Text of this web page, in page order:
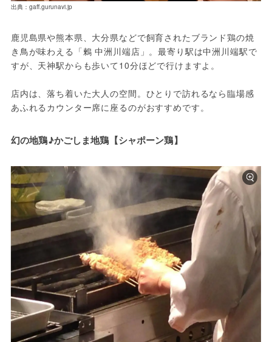
出典：gaff.gurunavi.jp
鹿児島県や熊本県、大分県などで飼育されたブランド鶏の焼
き鳥が味わえる「鶫 中洲川端店」。最寄り駅は中洲川端駅で
すが、天神駅からも歩いて10分ほどで行けますよ。
店内は、落ち着いた大人の空間。ひとりで訪れるなら臨場感
あふれるカウンター席に座るのがおすすめです。
幻の地鶏♪かごしま地鶏【シャポーン鶏】